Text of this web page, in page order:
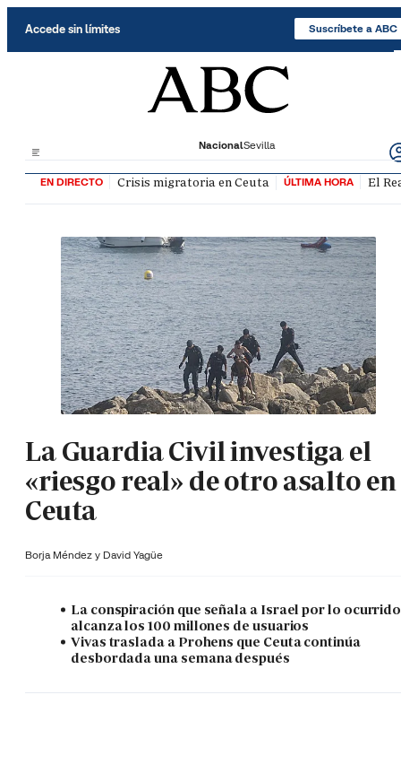
Accede sin límites Suscríbete a ABC
NacionalSevilla
EN DIRECTO Crisis migratoria en Ceuta ÚLTIMA HORA El
La Guardia Civil investiga el
«riesgo real» de otro asalto en
Ceuta
Borja Méndez y David Yagüe
La conspiración que señala a Israel por lo ocurrido
alcanza los 100 millones de usuarios
Vivas traslada a Prohens que Ceuta continúa
desbordada una semana después